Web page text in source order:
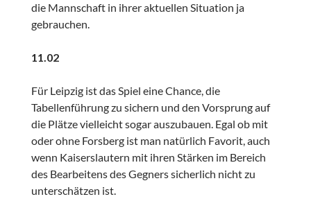
die Mannschaft in ihrer aktuellen Situation ja
gebrauchen.
11.02
Für Leipzig ist das Spiel eine Chance, die
Tabellenführung zu sichern und den Vorsprung auf
die Plätze vielleicht sogar auszubauen. Egal ob mit
oder ohne Forsberg ist man natürlich Favorit, auch
wenn Kaiserslautern mit ihren Stärken im Bereich
des Bearbeitens des Gegners sicherlich nicht zu
unterschätzen ist.